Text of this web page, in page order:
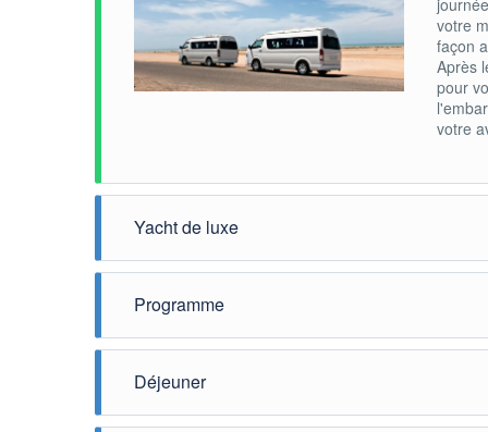
votre
façon
Après
pour
votre
Yacht de luxe
Programme
vos
Déjeuner